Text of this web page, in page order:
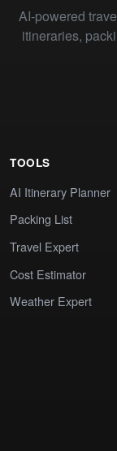
AI-powered
itineraries,
TOOLS
AI Itinerary Planner
Packing List
Travel Expert
Cost Estimator
Weather Expert